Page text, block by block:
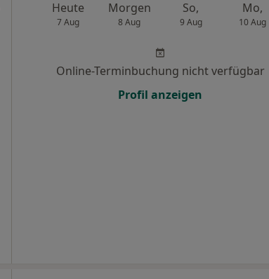
Heute
7 Aug
Morgen
8 Aug
So,
9 Aug
Mo,
10 Aug
Online-Terminbuchung nicht verfügbar
Profil anzeigen